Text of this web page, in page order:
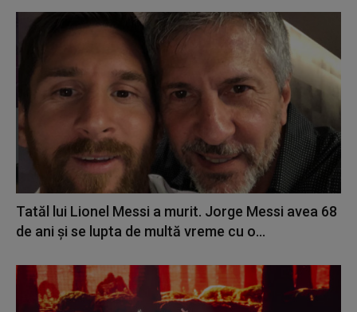
Tatăl lui Lionel Messi a murit. Jorge Messi avea 68
de ani și se lupta de multă vreme cu o...